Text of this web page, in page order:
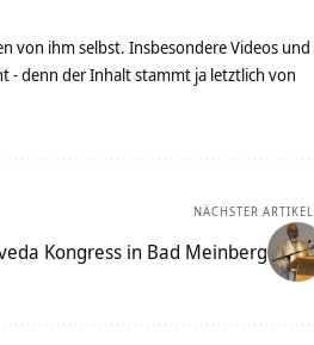
von ihm selbst. Insbesondere Videos und
- denn der Inhalt stammt ja letztlich von
NÄCHSTER ARTIKEL
Kongress in Bad Meinberg